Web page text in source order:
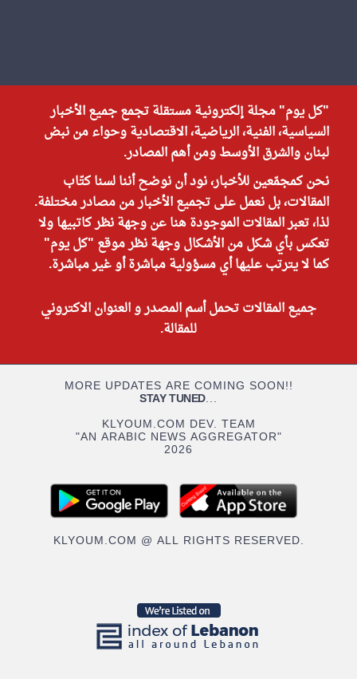
"كل يوم" مجلة إلكترونية مستقلة تجمع جميع الأخبار
السياسية، الفنية، الرياضية، الاقتصادية وحواء من نبض
لبنان والشرق الأوسط ومن أهم المصادر.
نحن كمجمّعين للأخبار، نود أن نوضح أننا لسنا كتّاب
المقالات، بل نعمل على تجميع الأخبار من مصادر مختلفة.
لذا، تعبر المقالات الموجودة هنا عن وجهة نظر كاتبيها ولا
تعكس بأي شكل من الأشكال وجهة نظر موقع "كل يوم"
كما لا يترتب عليها أي مسؤولية مباشرة أو غير مباشرة.
جميع المقالات تحمل أسم المصدر و العنوان الاكتروني
للمقالة.
MORE UPDATES ARE COMING SOON!!
STAY TUNED...
KLYOUM.COM DEV. TEAM
"AN ARABIC NEWS AGGREGATOR"
2026
KLYOUM.COM @ ALL RIGHTS RESERVED.